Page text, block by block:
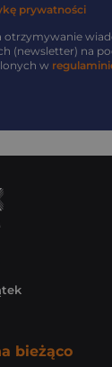
prywatności
otrzymywanie
(newsletter) na
w
bieżąco